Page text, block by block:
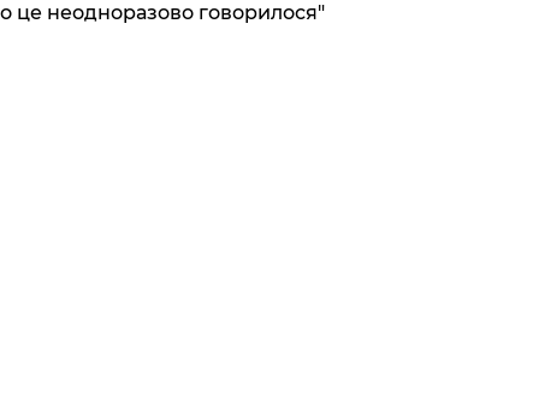
це неодноразово говорилося"